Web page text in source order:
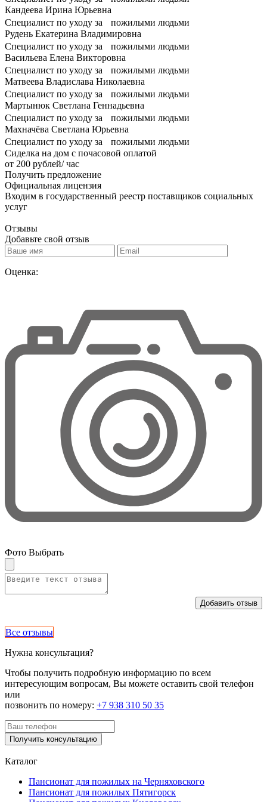
Кандеева Ирина Юрьевна
Специалист по уходу за пожилыми людьми
Рудень Екатерина Владимировна
Специалист по уходу за пожилыми людьми
Васильева Елена Викторовна
Специалист по уходу за пожилыми людьми
Матвеева Владислава Николаевна
Специалист по уходу за пожилыми людьми
Мартынюк Светлана Геннадьевна
Специалист по уходу за пожилыми людьми
Махначëва Светлана Юрьевна
Специалист по уходу за пожилыми людьми
Сиделка на дом с почасовой оплатой
от 200 рублей/ час
Получить предложение
Официальная лицензия
Входим в государственный реестр поставщиков социальных
услуг
Отзывы
Добавьте свой отзыв
Оценка:
Фото Выбрать
Добавить отзыв
Все отзывы
Нужна консультация?
Чтобы получить подробную информацию по всем
интересующим вопросам, Вы можете оставить свой телефон
или
позвонить по номеру: +7 938 310 50 35
Получить консультацию
Каталог
Пансионат для пожилых на Черняховского
Пансионат для пожилых Пятигорск